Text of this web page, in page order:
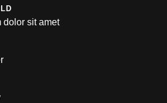
dolor sit amet